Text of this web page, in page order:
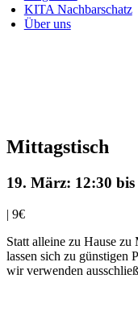
KITA Nachbarschatz
Über uns
Mittagstisch
19. März: 12:30 bis
| 9€
Statt alleine zu Hause
lassen sich zu günstigen
wir verwenden